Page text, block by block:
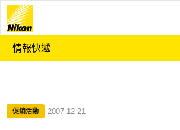
情報快遞
促銷活動 · 2007-12-21